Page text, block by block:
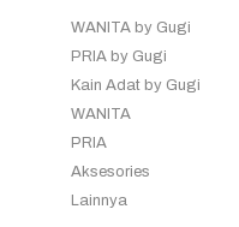
WANITA by Gugi
PRIA by Gugi
Kain Adat by Gugi
WANITA
PRIA
Aksesories
Lainnya